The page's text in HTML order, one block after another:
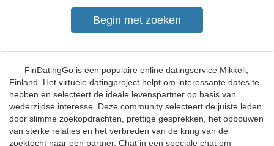
FinDatingGo is een populaire online datingservice Mikkeli,
Finland. Het virtuele datingproject helpt om interessante dates te
hebben en selecteert de ideale levenspartner op basis van
wederzijdse interesse. Deze community selecteert de juiste leden
door slimme zoekopdrachten, prettige gesprekken, het opbouwen
van sterke relaties en het verbreden van de kring van de
zoektocht naar een partner. Chat in een speciale chat om